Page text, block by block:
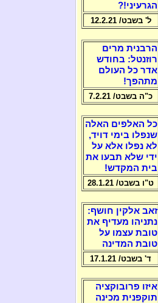
הגרעיני!?
ל' בשבט/ 12.2.21
הרבנית מרים
רוזנטל: בחודש
אדר כל העולם
מתהפך!
כ"ה בשבט/ 7.2.21
כל האלפים האלה
שנפלו בימי דויד,
לא נפלו אלא על
ידי שלא תבעו את
בית המקדש!
ט"ו בשבט/ 28.1.21
זאב אלקין חושף:
נתניהו מעדיף את
טובת עצמו על
טובת המדינה
ד' בשבט/ 17.1.21
איזו פרובוקציה
תוקפנית מכינה